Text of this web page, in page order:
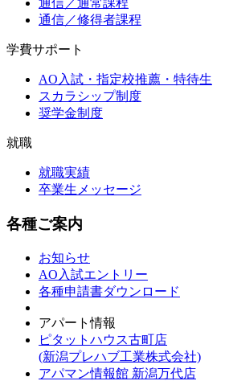
通信／通常課程
通信／修得者課程
学費サポート
AO入試・指定校推薦・特待生
スカラシップ制度
奨学金制度
就職
就職実績
卒業生メッセージ
各種ご案内
お知らせ
AO入試エントリー
各種申請書ダウンロード
アパート情報
ピタットハウス古町店
(新潟プレハブ工業株式会社)
アパマン情報館 新潟万代店